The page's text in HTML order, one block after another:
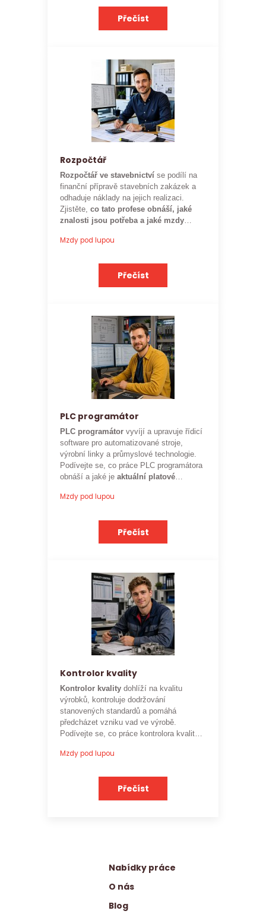
Přečíst
Rozpočtář
Rozpočtář ve stavebnictví se podílí na
finanční přípravě stavebních zakázek a
odhaduje náklady na jejich realizaci.
Zjistěte, co tato profese obnáší, jaké
znalosti jsou potřeba a jaké mzdy
očekávat.
Mzdy pod lupou
Přečíst
PLC programátor
PLC programátorvyvíjí a upravuje řídicí
software pro automatizované stroje,
výrobní linky a průmyslové technologie.
Podívejte se, co práce PLC programátora
obnáší a jaké jeaktuální platové
Mzdy pod lupou
Přečíst
Kontrolor kvality
Kontrolor kvalitydohlíží na kvalitu
výrobků, kontroluje dodržování
stanovených standardů a pomáhá
předcházet vzniku vad ve výrobě.
Podívejte se, co práce kontrolora kvality
ohodnocení této profese
Mzdy pod lupou
Přečíst
Nabídky práce
O nás
Blog